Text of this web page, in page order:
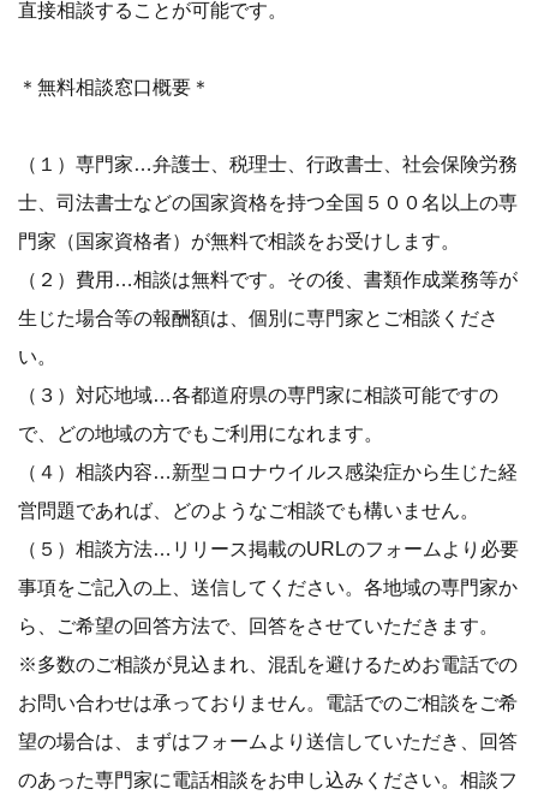
直接相談することが可能です。
＊無料相談窓口概要＊
（１）専門家…弁護士、税理士、行政書士、社会保険労務
士、司法書士などの国家資格を持つ全国５００名以上の専
門家（国家資格者）が無料で相談をお受けします。
（２）費用…相談は無料です。その後、書類作成業務等が
生じた場合等の報酬額は、個別に専門家とご相談くださ
い。
（３）対応地域…各都道府県の専門家に相談可能ですの
で、どの地域の方でもご利用になれます。
（４）相談内容…新型コロナウイルス感染症から生じた経
営問題であれば、どのようなご相談でも構いません。
（５）相談方法…リリース掲載のURLのフォームより必要
事項をご記入の上、送信してください。各地域の専門家か
ら、ご希望の回答方法で、回答をさせていただきます。
※多数のご相談が見込まれ、混乱を避けるためお電話での
お問い合わせは承っておりません。電話でのご相談をご希
望の場合は、まずはフォームより送信していただき、回答
のあった専門家に電話相談をお申し込みください。相談フ